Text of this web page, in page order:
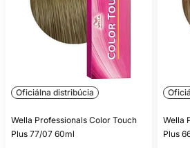
nie ku všetkým tónovacím
kompatibilný aktivátor a pomer
AKO DLHO DEMI-
FARBA
Výdrž ovplyvňuje receptúra, odtieň,
umývania aj domáca starostlivosť.
vymýva a presný počet umytí
Oficiálna distribúcia
Wella Professionals Color Touch
Plus 77/07 60ml
Wella
Plus